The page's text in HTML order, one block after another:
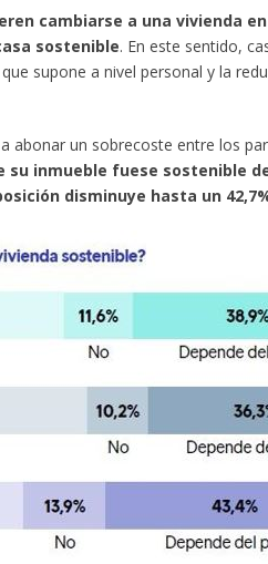
cambiarse a una vivienda
sostenible. En este sentido,
supone a nivel personal y la
abonar un sobrecoste entre los
su inmueble fuese sostenible
disminuye hasta un